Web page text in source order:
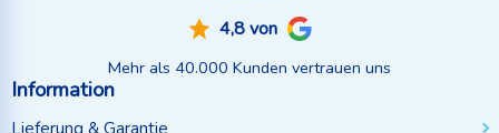
4,8 von
Mehr als 40.000 Kunden vertrauen uns
Information
Lieferung & Garantie